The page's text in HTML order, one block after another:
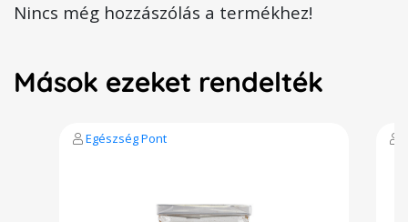
Nincs még hozzászólás a termékhez!
Mások ezeket rendelték
Egészség Pont